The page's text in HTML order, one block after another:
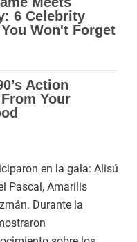
en la gala: Alisú
Pascal, Amarilis
Durante la